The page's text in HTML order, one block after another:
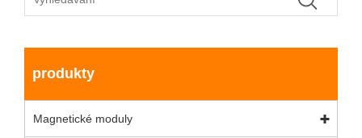
produkty
Magnetické moduly